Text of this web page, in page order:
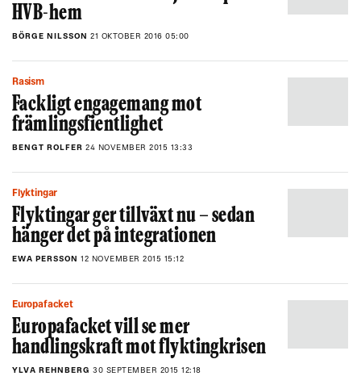
HVB-hem
BÖRGE NILSSON 21 OKTOBER 2016 05:00
Rasism
Fackligt engagemang mot
främlingsfientlighet
BENGT ROLFER 24 NOVEMBER 2015 13:33
Flyktingar
Flyktingar ger tillväxt nu – sedan
hänger det på integrationen
EWA PERSSON 12 NOVEMBER 2015 15:12
Europafacket
Europafacket vill se mer
handlingskraft mot flyktingkrisen
YLVA REHNBERG 30 SEPTEMBER 2015 12:18